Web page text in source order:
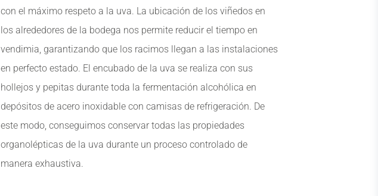
con el máximo respeto a la uva. La ubicación de los viñedos en
los alrededores de la bodega nos permite reducir el tiempo en
vendimia, garantizando que los racimos llegan a las instalaciones
en perfecto estado. El encubado de la uva se realiza con sus
hollejos y pepitas durante toda la fermentación alcohólica en
depósitos de acero inoxidable con camisas de refrigeración. De
este modo, conseguimos conservar todas las propiedades
organolépticas de la uva durante un proceso controlado de
manera exhaustiva.